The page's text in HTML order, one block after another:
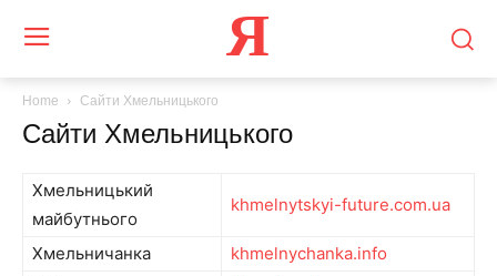
Я
Home Сайти Хмельницького
Сайти Хмельницького
Хмельницький
майбутнього
khmelnytskyi-future.com.ua
Хмельничанка
khmelnychanka.info